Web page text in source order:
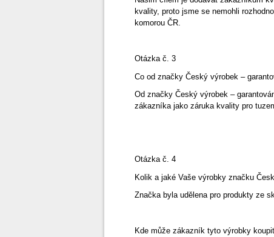
kvality, proto jsme se nemohli
komorou ČR.
Otázka č. 3
Co od značky Český výrobek –
Od značky Český výrobek –
zákazníka jako záruka kvality pro
Otázka č. 4
Kolik a jaké Vaše výrobky značku
Značka byla udělena pro produkty ze
Kde může zákazník tyto výrobky